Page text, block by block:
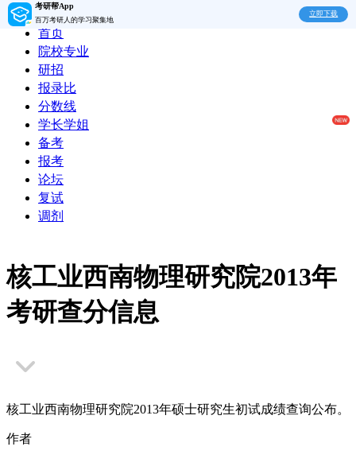
考研帮App
百万考研人的学习聚集地
立即下载
首页
院校专业
研招
报录比
分数线
学长学姐
备考
报考
论坛
复试
调剂
核工业西南物理研究院2013年
考研查分信息
核工业西南物理研究院2013年硕士研究生初试成绩查询公布。
作者